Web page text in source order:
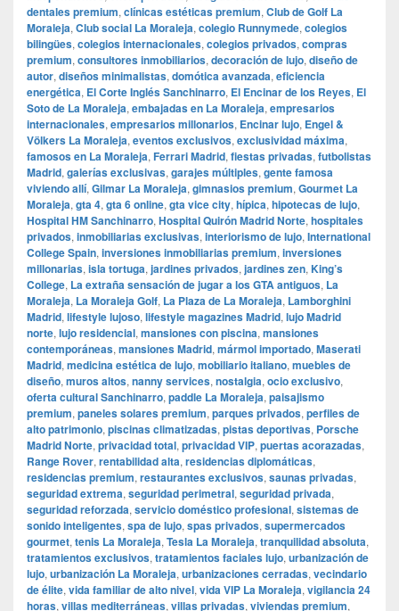
dentales premium, clínicas estéticas premium, Club de Golf La
Moraleja, Club social La Moraleja, colegio Runnymede, colegios
bilingües, colegios internacionales, colegios privados, compras
premium, consultores inmobiliarios, decoración de lujo, diseño de
autor, diseños minimalistas, domótica avanzada, eficiencia
energética, El Corte Inglés Sanchinarro, El Encinar de los Reyes, El
Soto de La Moraleja, embajadas en La Moraleja, empresarios
internacionales, empresarios millonarios, Encinar lujo, Engel &
Völkers La Moraleja, eventos exclusivos, exclusividad máxima,
famosos en La Moraleja, Ferrari Madrid, fiestas privadas, futbolistas
Madrid, galerías exclusivas, garajes múltiples, gente famosa
viviendo allí, Gilmar La Moraleja, gimnasios premium, Gourmet La
Moraleja, gta 4, gta 6 online, gta vice city, hípica, hipotecas de lujo,
Hospital HM Sanchinarro, Hospital Quirón Madrid Norte, hospitales
privados, inmobiliarias exclusivas, interiorismo de lujo, International
College Spain, inversiones inmobiliarias premium, inversiones
millonarias, isla tortuga, jardines privados, jardines zen, King’s
College, La extraña sensación de jugar a los GTA antiguos, La
Moraleja, La Moraleja Golf, La Plaza de La Moraleja, Lamborghini
Madrid, lifestyle lujoso, lifestyle magazines Madrid, lujo Madrid
norte, lujo residencial, mansiones con piscina, mansiones
contemporáneas, mansiones Madrid, mármol importado, Maserati
Madrid, medicina estética de lujo, mobiliario italiano, muebles de
diseño, muros altos, nanny services, nostalgia, ocio exclusivo,
oferta cultural Sanchinarro, paddle La Moraleja, paisajismo
premium, paneles solares premium, parques privados, perfiles de
alto patrimonio, piscinas climatizadas, pistas deportivas, Porsche
Madrid Norte, privacidad total, privacidad VIP, puertas acorazadas,
Range Rover, rentabilidad alta, residencias diplomáticas,
residencias premium, restaurantes exclusivos, saunas privadas,
seguridad extrema, seguridad perimetral, seguridad privada,
seguridad reforzada, servicio doméstico profesional, sistemas de
sonido inteligentes, spa de lujo, spas privados, supermercados
gourmet, tenis La Moraleja, Tesla La Moraleja, tranquilidad absoluta,
tratamientos exclusivos, tratamientos faciales lujo, urbanización de
lujo, urbanización La Moraleja, urbanizaciones cerradas, vecindario
de élite, vida familiar de alto nivel, vida VIP La Moraleja, vigilancia 24
horas, villas mediterráneas, villas privadas, viviendas premium,